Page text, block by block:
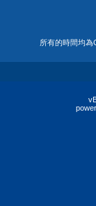
所有的時間均為